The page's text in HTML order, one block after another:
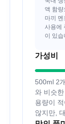
액 함량
마끼
사용에
이 있습
가성비
500ml 2
와 비슷
용량이
않지만,